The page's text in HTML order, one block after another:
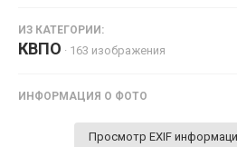
ИЗ КАТЕГОРИИ:
КВПО · 163 изображения
ИНФОРМАЦИЯ О ФОТО
Просмотр EXIF